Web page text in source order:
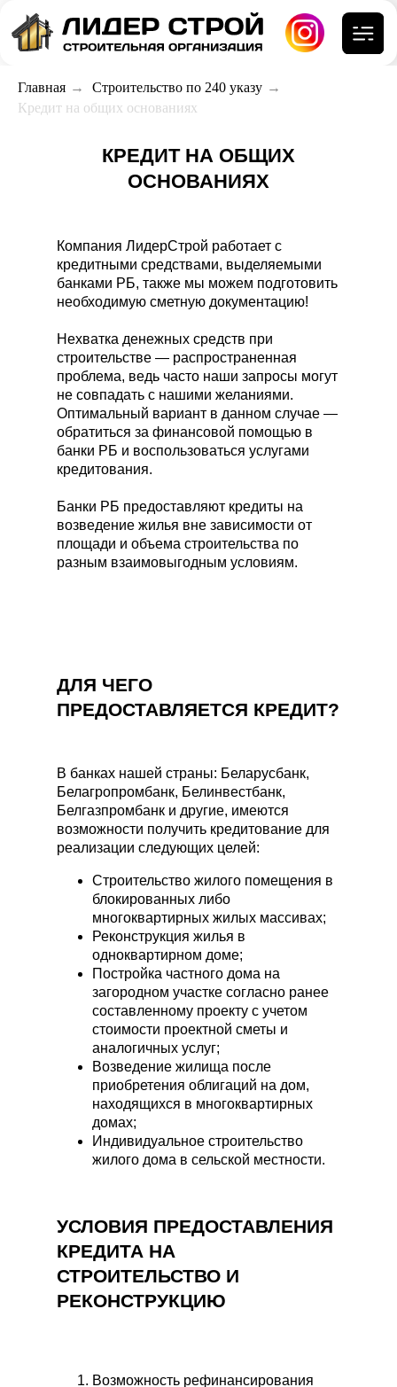
Главная → Строительство по 240 указу →
Кредит на общих основаниях
КРЕДИТ НА ОБЩИХ
ОСНОВАНИЯХ
Компания ЛидерСтрой работает с
кредитными средствами, выделяемыми
банками РБ, также мы можем подготовить
необходимую сметную документацию!
Нехватка денежных средств при
строительстве — распространенная
проблема, ведь часто наши запросы могут
не совпадать с нашими желаниями.
Оптимальный вариант в данном случае —
обратиться за финансовой помощью в
банки РБ и воспользоваться услугами
кредитования.
Банки РБ предоставляют кредиты на
возведение жилья вне зависимости от
площади и объема строительства по
разным взаимовыгодным условиям.
ДЛЯ ЧЕГО
ПРЕДОСТАВЛЯЕТСЯ КРЕДИТ?
В банках нашей страны: Беларусбанк,
Белагропромбанк, Белинвестбанк,
Белгазпромбанк и другие, имеются
возможности получить кредитование для
реализации следующих целей:
Строительство жилого помещения в
блокированных либо
многоквартирных жилых массивах;
Реконструкция жилья в
одноквартирном доме;
Постройка частного дома на
загородном участке согласно ранее
составленному проекту с учетом
стоимости проектной сметы и
аналогичных услуг;
Возведение жилища после
приобретения облигаций на дом,
находящихся в многоквартирных
домах;
Индивидуальное строительство
жилого дома в сельской местности.
УСЛОВИЯ ПРЕДОСТАВЛЕНИЯ
КРЕДИТА НА
СТРОИТЕЛЬСТВО И
РЕКОНСТРУКЦИЮ
Возможность рефинансирования